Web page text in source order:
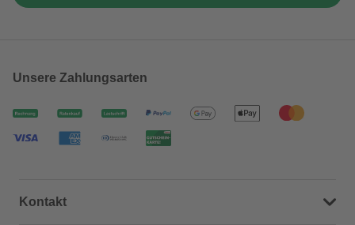
Unsere Zahlungsarten
Kontakt